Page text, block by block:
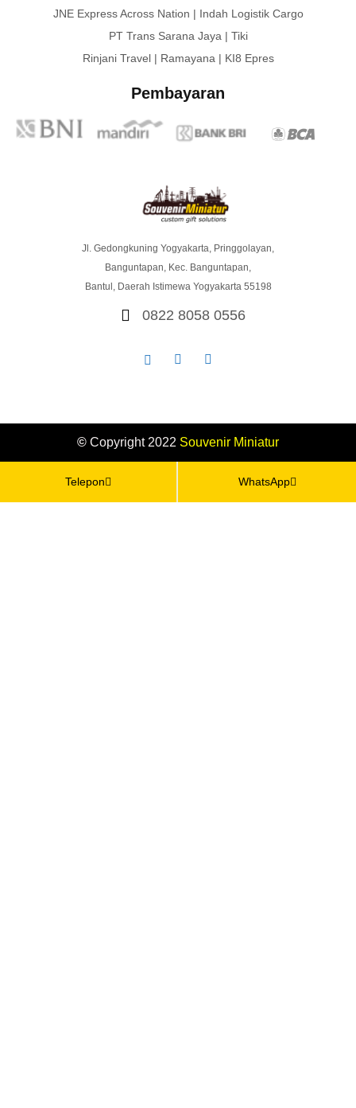
JNE Express Across Nation | Indah Logistik Cargo
PT Trans Sarana Jaya | Tiki
Rinjani Travel | Ramayana | KI8 Epres
Pembayaran
Jl. Gedongkuning Yogyakarta, Pringgolayan,
Banguntapan, Kec. Banguntapan,
Bantul, Daerah Istimewa Yogyakarta 55198
0822 8058 0556
© Copyright 2022 Souvenir Miniatur
Telepon WhatsApp